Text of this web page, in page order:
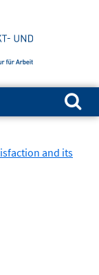
Suchen nach:
and its